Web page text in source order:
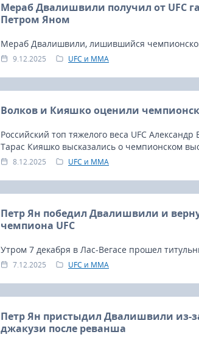
Мераб Двалишвили получил от UFC
Петром Яном
Мераб Двалишвили, лишившийся
весе после реванша с Петром Яном на турнире
следующем поединке.
9.12.2025 UFC и MMA
Волков и Кияшко оценили
Российский топ тяжелого веса UFC Александр
Тарас Кияшко высказались о чемпионском
против Мераба Двалишвили.
8.12.2025 UFC и MMA
Петр Ян победил Двалишвили и
чемпиона UFC
Утром 7 декабря в Лас-Вегасе прошел
легчайшем весе UFC – грузинский атлет
7.12.2025 UFC и MMA
Петр Ян пристыдил Двалишвили из-
джакузи после реванша